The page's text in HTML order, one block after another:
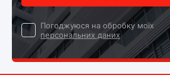
Погоджуюся на обробку моїх
персональних даних